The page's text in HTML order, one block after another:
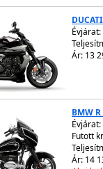
Évjárat:
Ár: 13
BMW
Évjárat:
Futott
Ár: 14